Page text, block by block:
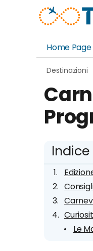
Home Page
Destinazioni
Indice
Le